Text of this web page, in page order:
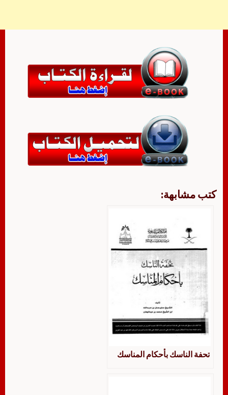
كتب مشابهة:
تحفة الناسك بأحكام المناسك